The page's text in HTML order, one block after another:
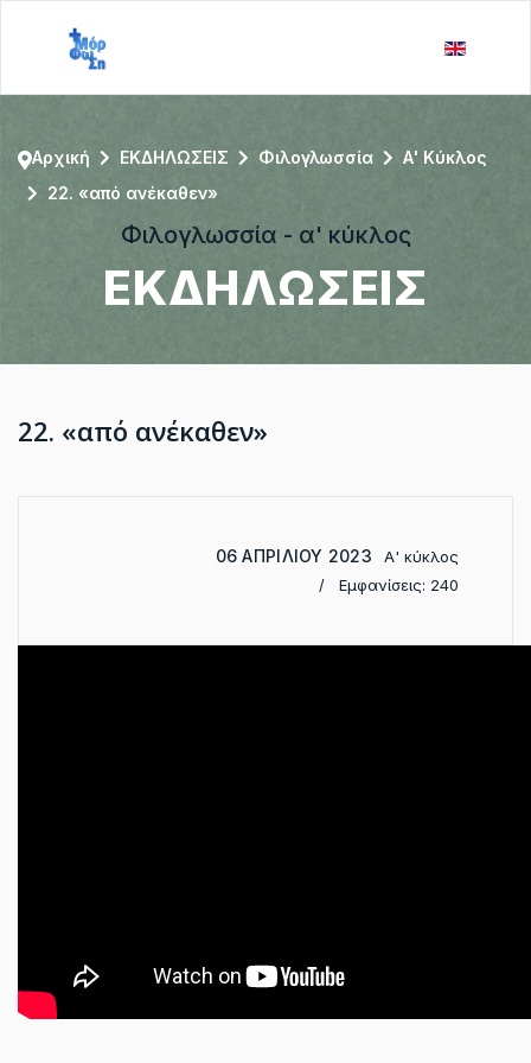
ΕΚΔΗΛΩΣΕΙΣ
Φιλογλωσσία - α' κύκλος
Αρχική ΕΚΔΗΛΩΣΕΙΣ Φιλογλωσσία
Α' Κύκλος
22. «από ανέκαθεν»
22. «από ανέκαθεν»
Α' κύκλος
06 ΑΠΡΙΛΊΟΥ 2023
Εμφανίσεις: 240